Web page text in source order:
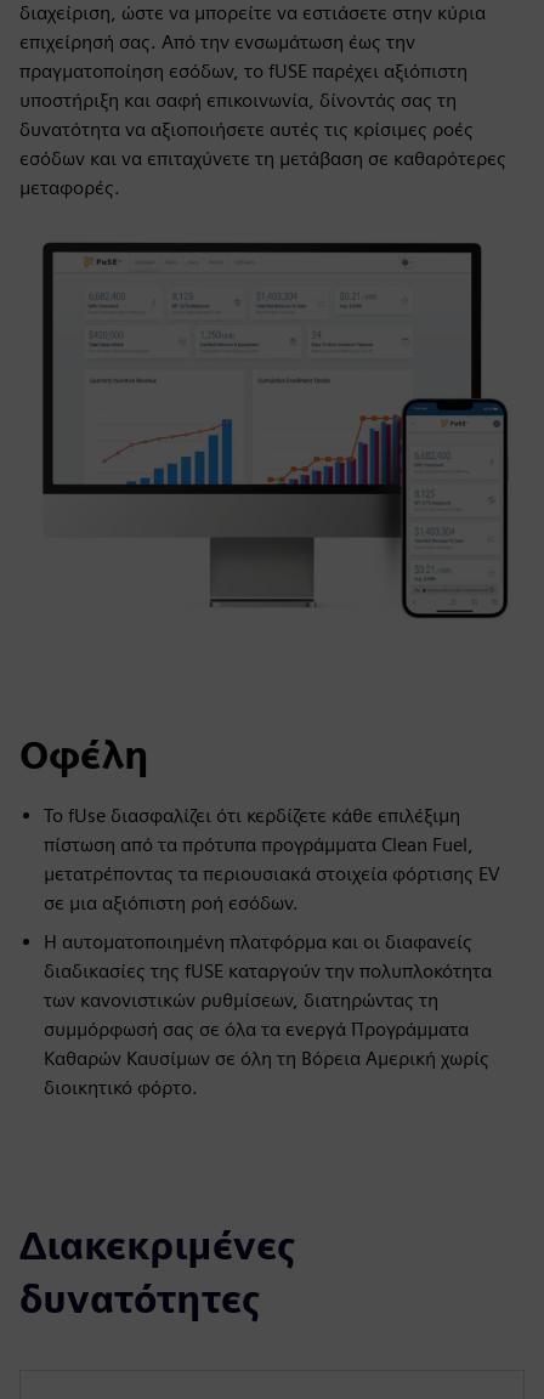
διαχείριση, ώστε να μπορείτε να εστιάσετε στην κύρια
επιχείρησή σας. Από την ενσωμάτωση έως την
πραγματοποίηση εσόδων, το fUSE παρέχει αξιόπιστη
υποστήριξη και σαφή επικοινωνία, δίνοντάς σας τη
δυνατότητα να αξιοποιήσετε αυτές τις κρίσιμες ροές
εσόδων και να επιταχύνετε τη μετάβαση σε καθαρότερες
μεταφορές.
Οφέλη
Το fUse διασφαλίζει ότι κερδίζετε κάθε επιλέξιμη
πίστωση από τα πρότυπα προγράμματα Clean Fuel,
μετατρέποντας τα περιουσιακά στοιχεία φόρτισης EV
σε μια αξιόπιστη ροή εσόδων.
Η αυτοματοποιημένη πλατφόρμα και οι διαφανείς
διαδικασίες της fUSE καταργούν την πολυπλοκότητα
των κανονιστικών ρυθμίσεων, διατηρώντας τη
συμμόρφωσή σας σε όλα τα ενεργά Προγράμματα
Καθαρών Καυσίμων σε όλη τη Βόρεια Αμερική χωρίς
διοικητικό φόρτο.
Διακεκριμένες
δυνατότητες